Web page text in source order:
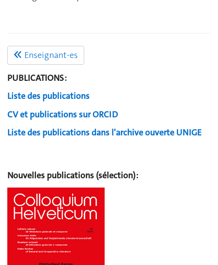
Enseignant-es
PUBLICATIONS :
Liste des publications
CV et publications sur ORCID
Liste des publications dans l'archive ouverte UNIGE
Nouvelles publications (sélection) :